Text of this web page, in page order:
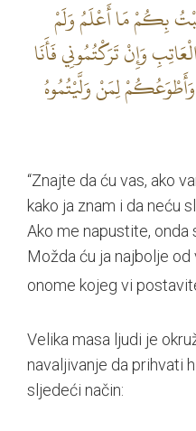
بِكُمْ‏ مَا أَعْلَمُ وَلَمْ
وَإِنْ تَرَكْتُمُونِي فَأَنَا
لِمَنْ وَلَّيْتُمُوهُ
“Znajte da ću vas, ako
kako ja znam i da neću
Ako me napustite, onda
Možda ću ja najbolje
onome kojeg vi
Velika masa ljudi je
navaljivanje da prihvati
sljedeći način: